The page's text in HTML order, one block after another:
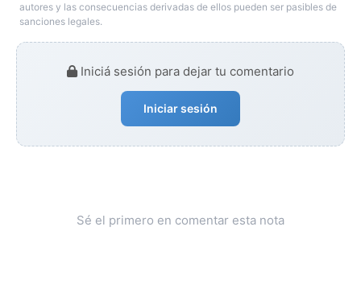
autores y las consecuencias derivadas de ellos pueden ser pasibles de
sanciones legales.
Iniciá sesión para dejar tu comentario
Iniciar sesión
Sé el primero en comentar esta nota